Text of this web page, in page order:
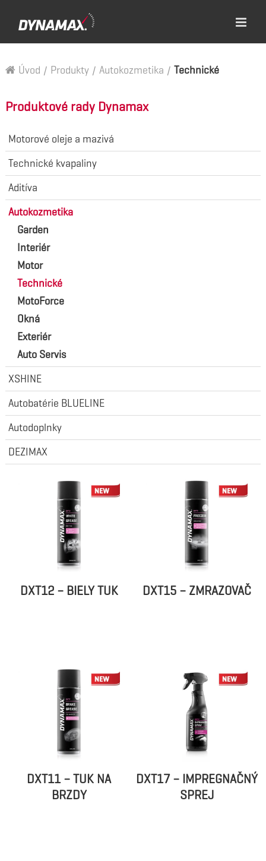
Úvod / Produkty / Autokozmetika / Technické
DXT12 – BIELY TUK DXT15 – ZMRAZOVAČ
DXT11 – TUK NA
BRZDY
DXT17 – IMPREGNAČNÝ
SPREJ
Produktové rady Dynamax
Motorové oleje a mazivá
Technické kvapaliny
Aditíva
Autokozmetika
Garden
Interiér
Motor
Technické
MotoForce
Okná
Exteriér
Auto Servis
XSHINE
Autobatérie BLUELINE
Autodoplnky
DEZIMAX